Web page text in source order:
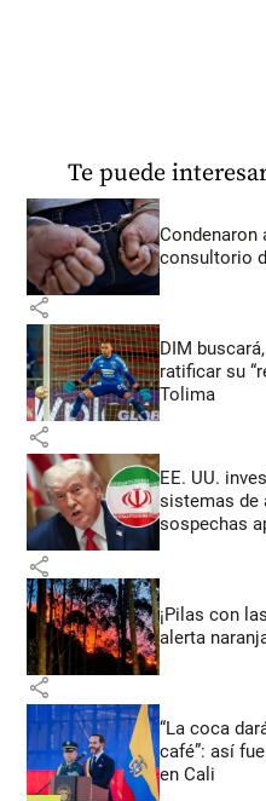
Te puede
Condenaron
consultorio
share
DIM
ratificar su
Tolima
share
EE. UU.
sistemas de
sospechas
share
¡Pilas con
alerta
share
“La coca
café”: así
en Cali